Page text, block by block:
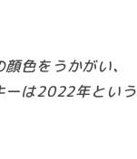
色をうかがい、
ーは2022年という